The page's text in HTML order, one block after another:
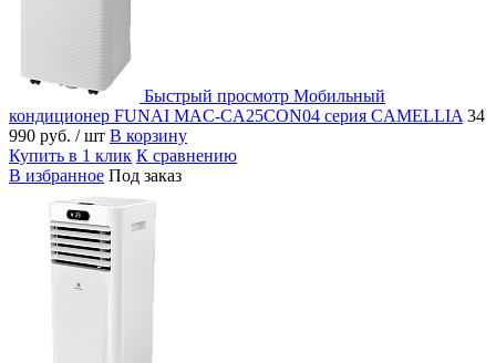
Быстрый просмотр Мобильный
кондиционер FUNAI MAC-CA25CON04 серия CAMELLIA 34
990 руб. / шт В корзину
Купить в 1 клик К сравнению
В избранное Под заказ